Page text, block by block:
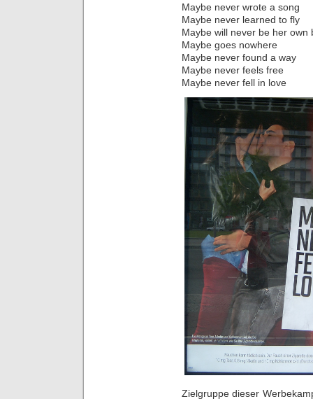
Maybe never wrote a song
Maybe never learned to fly
Maybe will never be her own
Maybe goes nowhere
Maybe never found a way
Maybe never feels free
Maybe never fell in love
Zielgruppe dieser